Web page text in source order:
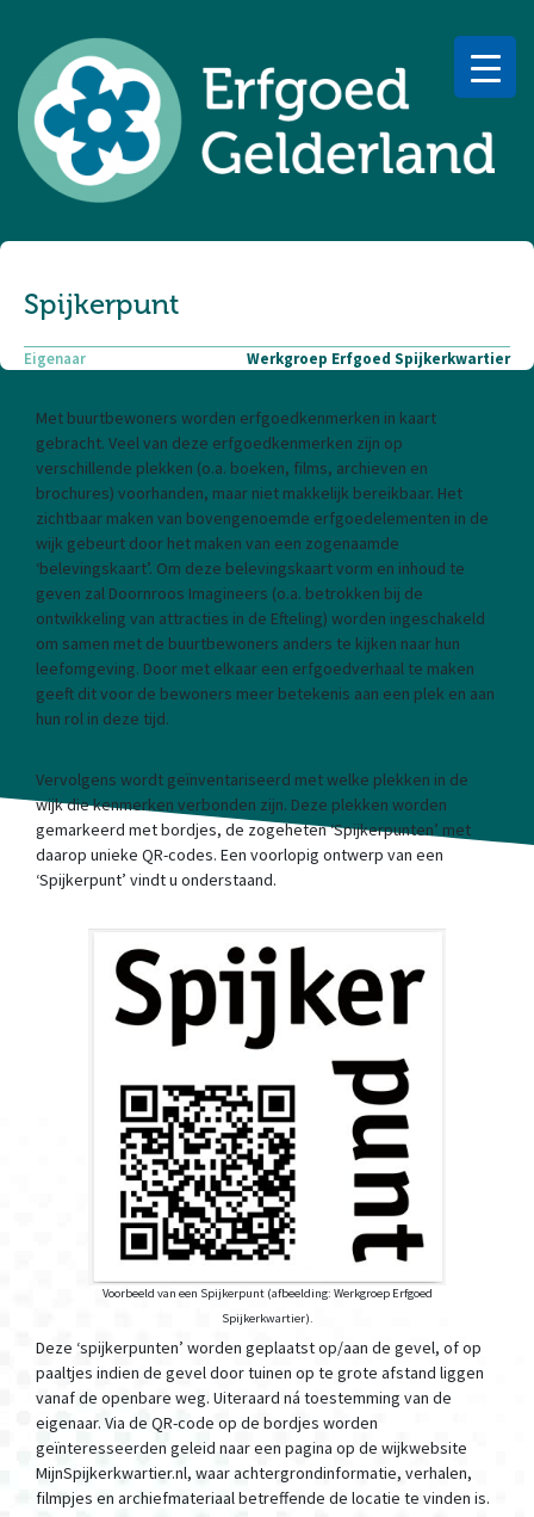
Spijkerpunt
Eigenaar Werkgroep Erfgoed Spijkerkwartier
Met buurtbewoners worden erfgoedkenmerken in kaart
gebracht. Veel van deze erfgoedkenmerken zijn op
verschillende plekken (o.a. boeken, films, archieven en
brochures) voorhanden, maar niet makkelijk bereikbaar. Het
zichtbaar maken van bovengenoemde erfgoedelementen in de
wijk gebeurt door het maken van een zogenaamde
‘belevingskaart’. Om deze belevingskaart vorm en inhoud te
geven zal Doornroos Imagineers (o.a. betrokken bij de
ontwikkeling van attracties in de Efteling) worden ingeschakeld
om samen met de buurtbewoners anders te kijken naar hun
leefomgeving. Door met elkaar een erfgoedverhaal te maken
geeft dit voor de bewoners meer betekenis aan een plek en aan
hun rol in deze tijd.
Vervolgens wordt geïnventariseerd met welke plekken in de
wijk die kenmerken verbonden zijn. Deze plekken worden
gemarkeerd met bordjes, de zogeheten ‘Spijkerpunten’ met
daarop unieke QR-codes. Een voorlopig ontwerp van een
‘Spijkerpunt’ vindt u onderstaand.
Voorbeeld van een Spijkerpunt (afbeelding: Werkgroep Erfgoed
Spijkerkwartier).
Deze ‘spijkerpunten’ worden geplaatst op/aan de gevel, of op
paaltjes indien de gevel door tuinen op te grote afstand liggen
vanaf de openbare weg. Uiteraard ná toestemming van de
eigenaar. Via de QR-code op de bordjes worden
geïnteresseerden geleid naar een pagina op de wijkwebsite
MijnSpijkerkwartier.nl, waar achtergrondinformatie, verhalen,
filmpjes en archiefmateriaal betreffende de locatie te vinden is.